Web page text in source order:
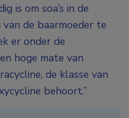
is om soa’s in de
de baarmoeder te
er onder de
hoge mate van
de klasse van
behoort.”